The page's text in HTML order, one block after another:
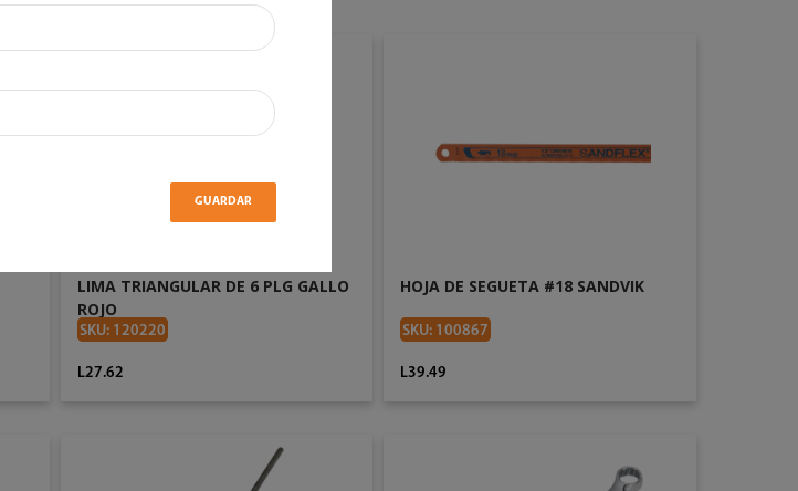
LIMA TRIANGULAR DE 6 PLG GALLO
ROJO
SKU: 120220
L27.62
AÑADIR AL CARRITO
HOJA DE SEGUETA #18 SANDVIK
SKU: 100867
L39.49
GUARDAR